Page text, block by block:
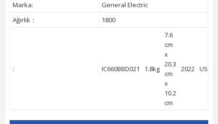
Marka:
General Electric
Ağırlık：
1800
: IC660BBD021 1.8kg
7.6
cm
x
20.3
cm
x
10.2
cm
2022 USA